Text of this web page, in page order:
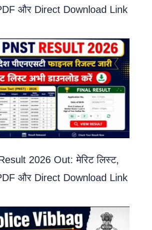
और Direct Download Link
2026 Out: मेरिट लिस्ट,
और Direct Download Link